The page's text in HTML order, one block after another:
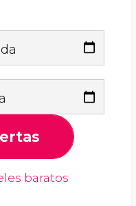
baratos